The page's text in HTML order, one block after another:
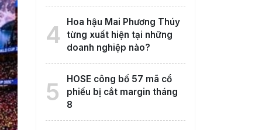
4
Hoa hậu Mai Phương Thúy
từng xuất hiện tại những
doanh nghiệp nào?
5
HOSE công bố 57 mã cổ
phiếu bị cắt margin tháng
8